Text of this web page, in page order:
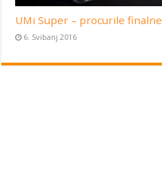
UMi Super – procurile
6. Svibanj 2016